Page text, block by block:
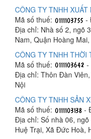
CÔNG TY TNHH XUẤT
Mã số thuế:
-
Địa chỉ: Nhà số 2, ngõ
Nam, Quận Hoàng
CÔNG TY TNHH THỜI
Mã số thuế:
-
Địa chỉ: Thôn Đàn
Nội
CÔNG TY TNHH SẢN
Mã số thuế:
-
Địa chỉ: Số nhà 06,
Huệ Trại, Xã Đức Hoà,